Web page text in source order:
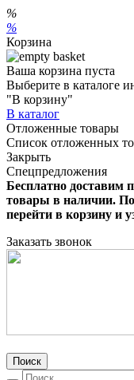
%
%
Корзина
Ваша корзина пуста
Выберите в каталоге
"В корзину"
В каталог
Отложенные товары
Список отложенных
Закрыть
Спецпредложения
Бесплатно доставим
товары в наличии.
перейти в корзину и
Заказать звонок
Поиск